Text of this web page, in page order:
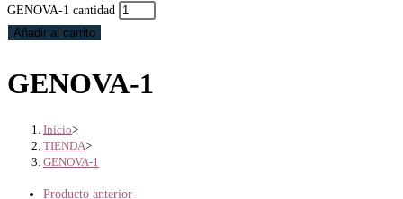
GENOVA-1 cantidad
Añadir al carrito
GENOVA-1
Inicio>
TIENDA>
GENOVA-1
Producto anterior